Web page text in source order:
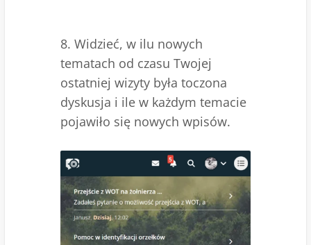
8. Widzieć, w ilu nowych
tematach od czasu Twojej
ostatniej wizyty była toczona
dyskusja i ile w każdym temacie
pojawiło się nowych wpisów.